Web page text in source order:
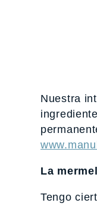
Nuestra
La
Tengo